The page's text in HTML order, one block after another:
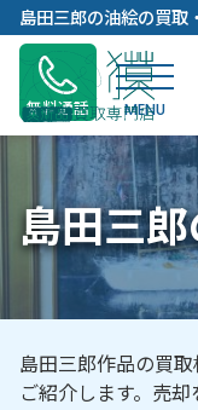
島田三郎の油絵の買取
無料通話
島田三
島田三郎作品の買
ご紹介します。売